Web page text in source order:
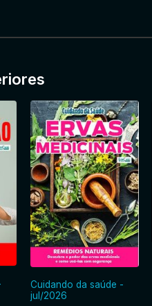
Cuidando da saúde -
jul/2026